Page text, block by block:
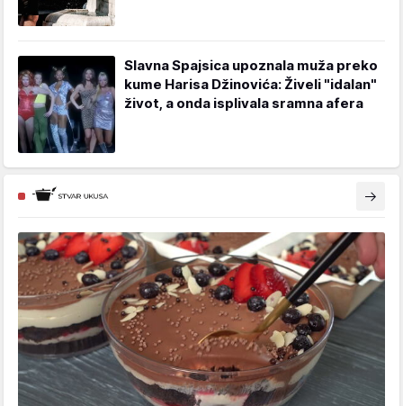
Slavna Spajsica upoznala muža preko
kume Harisa Džinovića: Živeli "idalan"
život, a onda isplivala sramna afera